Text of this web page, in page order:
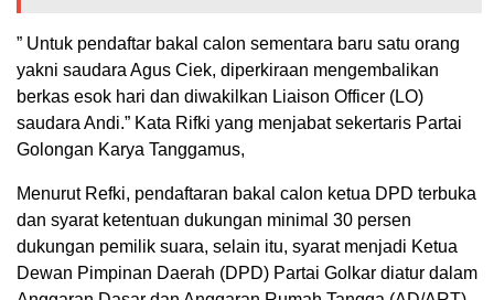
” Untuk pendaftar bakal calon sementara baru satu orang
yakni saudara Agus Ciek, diperkiraan mengembalikan
berkas esok hari dan diwakilkan Liaison Officer (LO)
saudara Andi.” Kata Rifki yang menjabat sekertaris Partai
Golongan Karya Tanggamus,
Menurut Refki, pendaftaran bakal calon ketua DPD terbuka
dan syarat ketentuan dukungan minimal 30 persen
dukungan pemilik suara, selain itu, syarat menjadi Ketua
Dewan Pimpinan Daerah (DPD) Partai Golkar diatur dalam